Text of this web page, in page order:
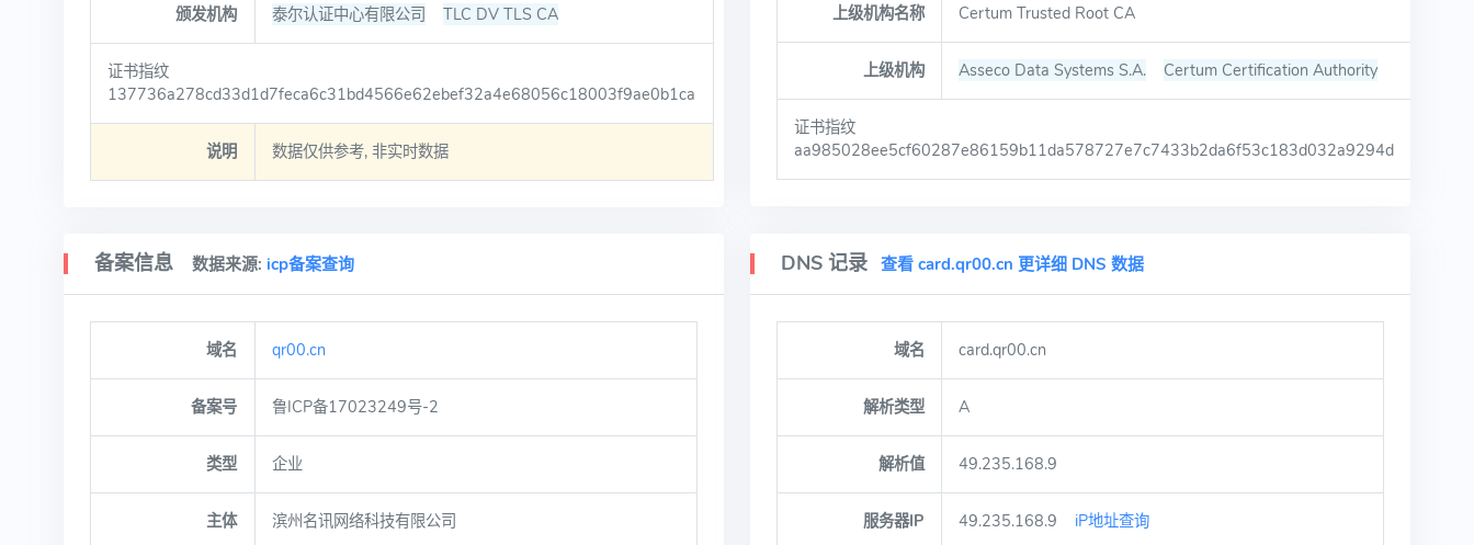
颁发机构 泰尔认证中心有限公司 TLC DV TLS CA
证书指纹
137736a278cd33d1d7feca6c31bd4566e62ebef32a4e68056c18003f9ae0b1ca
说明 数据仅供参考, 非实时数据
上级机构名称 Certum Trusted Root CA
上级机构 Asseco Data Systems S.A. Certum Certification Authority
证书指纹
aa985028ee5cf60287e86159b11da578727e7c7433b2da6f53c183d032a9294d
备案信息 数据来源: icp备案查询
域名 qr00.cn
备案号 鲁ICP备17023249号-2
类型 企业
主体 滨州名讯网络科技有限公司
DNS 记录 查看 card.qr00.cn 更详细 DNS 数据
域名 card.qr00.cn
解析类型 A
解析值 49.235.168.9
服务器IP 49.235.168.9 iP地址查询